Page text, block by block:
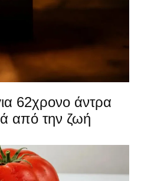
62χρονο άντρα
από την ζωή